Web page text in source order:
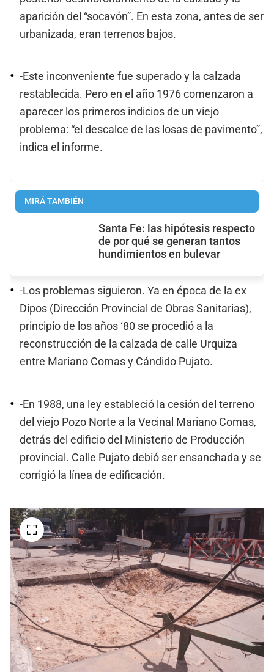
aparición del “socavón”. En esta zona, antes de ser
urbanizada, eran terrenos bajos.
-Este inconveniente fue superado y la calzada
restablecida. Pero en el año 1976 comenzaron a
aparecer los primeros indicios de un viejo
problema: “el descalce de las losas de pavimento”,
indica el informe.
MIRÁ TAMBIÉN
Santa Fe: las hipótesis respecto
de por qué se generan tantos
hundimientos en bulevar
-Los problemas siguieron. Ya en época de la ex
Dipos (Dirección Provincial de Obras Sanitarias),
principio de los años ‘80 se procedió a la
reconstrucción de la calzada de calle Urquiza
entre Mariano Comas y Cándido Pujato.
-En 1988, una ley estableció la cesión del terreno
del viejo Pozo Norte a la Vecinal Mariano Comas,
detrás del edificio del Ministerio de Producción
provincial. Calle Pujato debió ser ensanchada y se
corrigió la línea de edificación.